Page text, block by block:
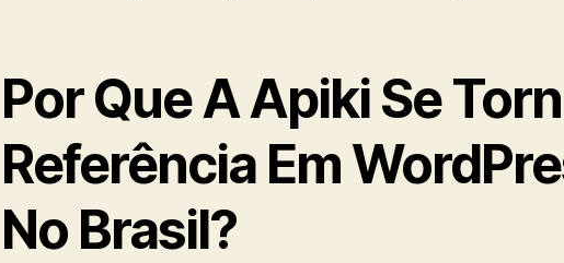
Por Que A Apiki Se
Referência Em
No Brasil?